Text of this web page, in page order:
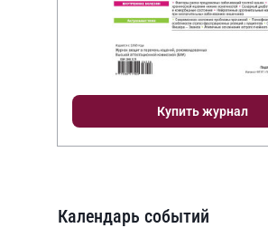
Купить журнал
Календарь событий